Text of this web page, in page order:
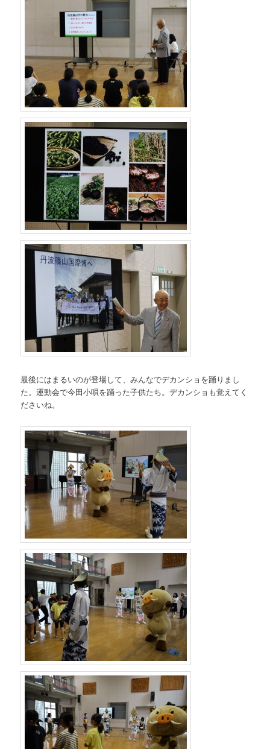
最後にはまるいのが登場して、みんなでデカンショを踊りまし
た。運動会で今田小唄を踊った子供たち。デカンショも覚えてく
ださいね。